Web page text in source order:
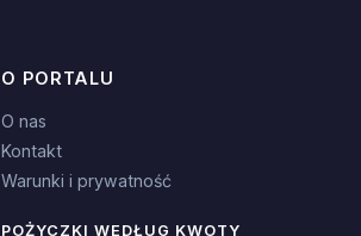
O PORTALU
O nas
Kontakt
Warunki i prywatność
POŻYCZKI WEDŁUG KWOTY